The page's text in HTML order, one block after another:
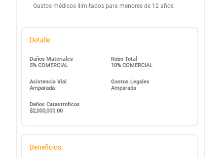
Gastos médicos ilimitados para menores de 12 años
Detalle
Daños Materiales
5% COMERCIAL
Robo Total
10% COMERCIAL
Asistencia Vial
Amparada
Gastos Legales
Amparada
Daños Catastroficos
$2,000,000.00
Beneficios